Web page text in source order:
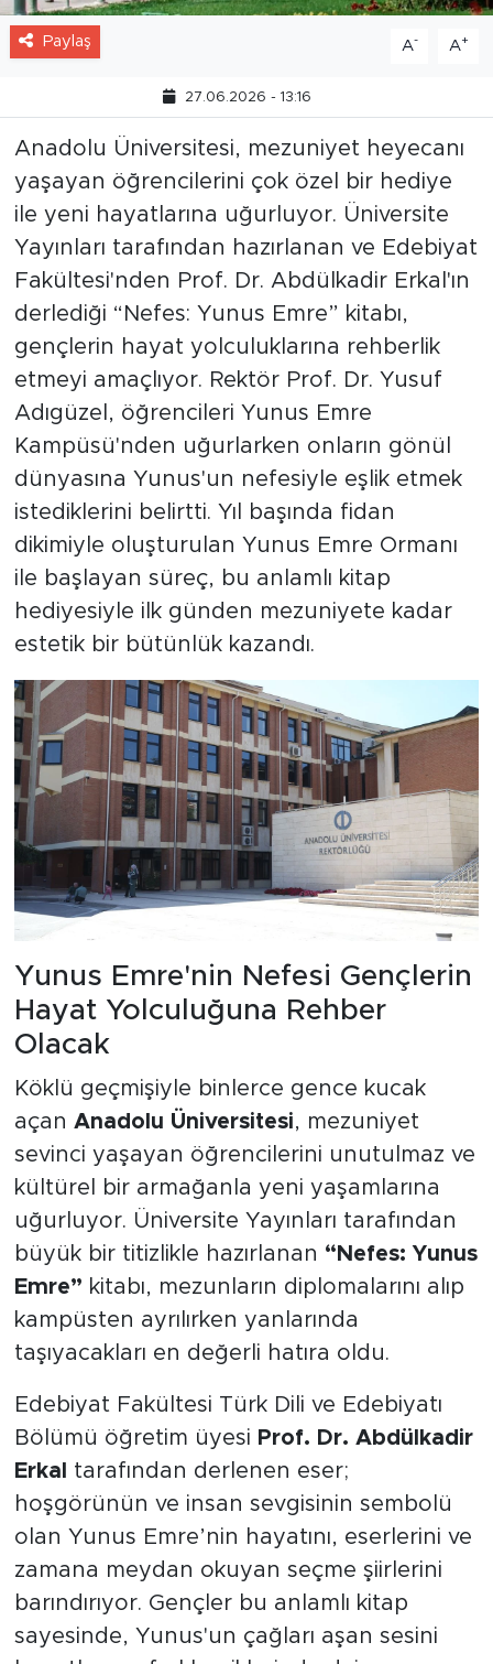
Paylaş A- A+
27.06.2026 - 13:16
Anadolu Üniversitesi, mezuniyet heyecanı
yaşayan öğrencilerini çok özel bir hediye
ile yeni hayatlarına uğurluyor. Üniversite
Yayınları tarafından hazırlanan ve Edebiyat
Fakültesi'nden Prof. Dr. Abdülkadir Erkal'ın
derlediği “Nefes: Yunus Emre” kitabı,
gençlerin hayat yolculuklarına rehberlik
etmeyi amaçlıyor. Rektör Prof. Dr. Yusuf
Adıgüzel, öğrencileri Yunus Emre
Kampüsü'nden uğurlarken onların gönül
dünyasına Yunus'un nefesiyle eşlik etmek
istediklerini belirtti. Yıl başında fidan
dikimiyle oluşturulan Yunus Emre Ormanı
ile başlayan süreç, bu anlamlı kitap
hediyesiyle ilk günden mezuniyete kadar
estetik bir bütünlük kazandı.
Yunus Emre'nin Nefesi Gençlerin
Hayat Yolculuğuna Rehber
Olacak
Köklü geçmişiyle binlerce gence kucak
açan Anadolu Üniversitesi, mezuniyet
sevinci yaşayan öğrencilerini unutulmaz ve
kültürel bir armağanla yeni yaşamlarına
uğurluyor. Üniversite Yayınları tarafından
büyük bir titizlikle hazırlanan “Nefes: Yunus
Emre” kitabı, mezunların diplomalarını alıp
kampüsten ayrılırken yanlarında
taşıyacakları en değerli hatıra oldu.
Edebiyat Fakültesi Türk Dili ve Edebiyatı
Bölümü öğretim üyesi Prof. Dr. Abdülkadir
Erkal
tarafından derlenen eser;
hoşgörünün ve insan sevgisinin sembolü
olan Yunus Emre’nin hayatını, eserlerini ve
zamana meydan okuyan seçme şiirlerini
barındırıyor. Gençler bu anlamlı kitap
sayesinde, Yunus'un çağları aşan sesini